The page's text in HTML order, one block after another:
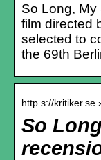
So Long,
film directed
selected to
the 69th
http s://kritiker.se
So